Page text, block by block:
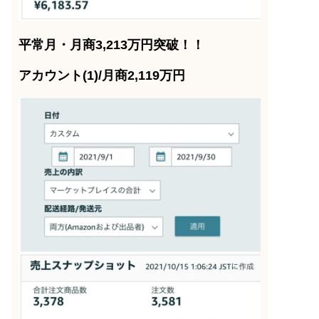
平常月・月商3,213万円突破！！
アカウント(1)/月商2,119万円